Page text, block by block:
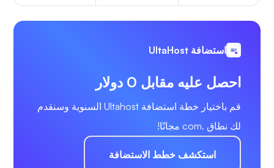
استضافة UltaHost
احصل عليه مقابل 0 دولار
قم باختيار خطة استضافة Ultahost السنوية وسنقدم
لك نطاق .com مجانًا!
استكشف خطط الاستضافة